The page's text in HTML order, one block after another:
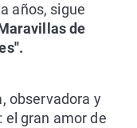
años, sigue
de
observadora y
: el gran amor de